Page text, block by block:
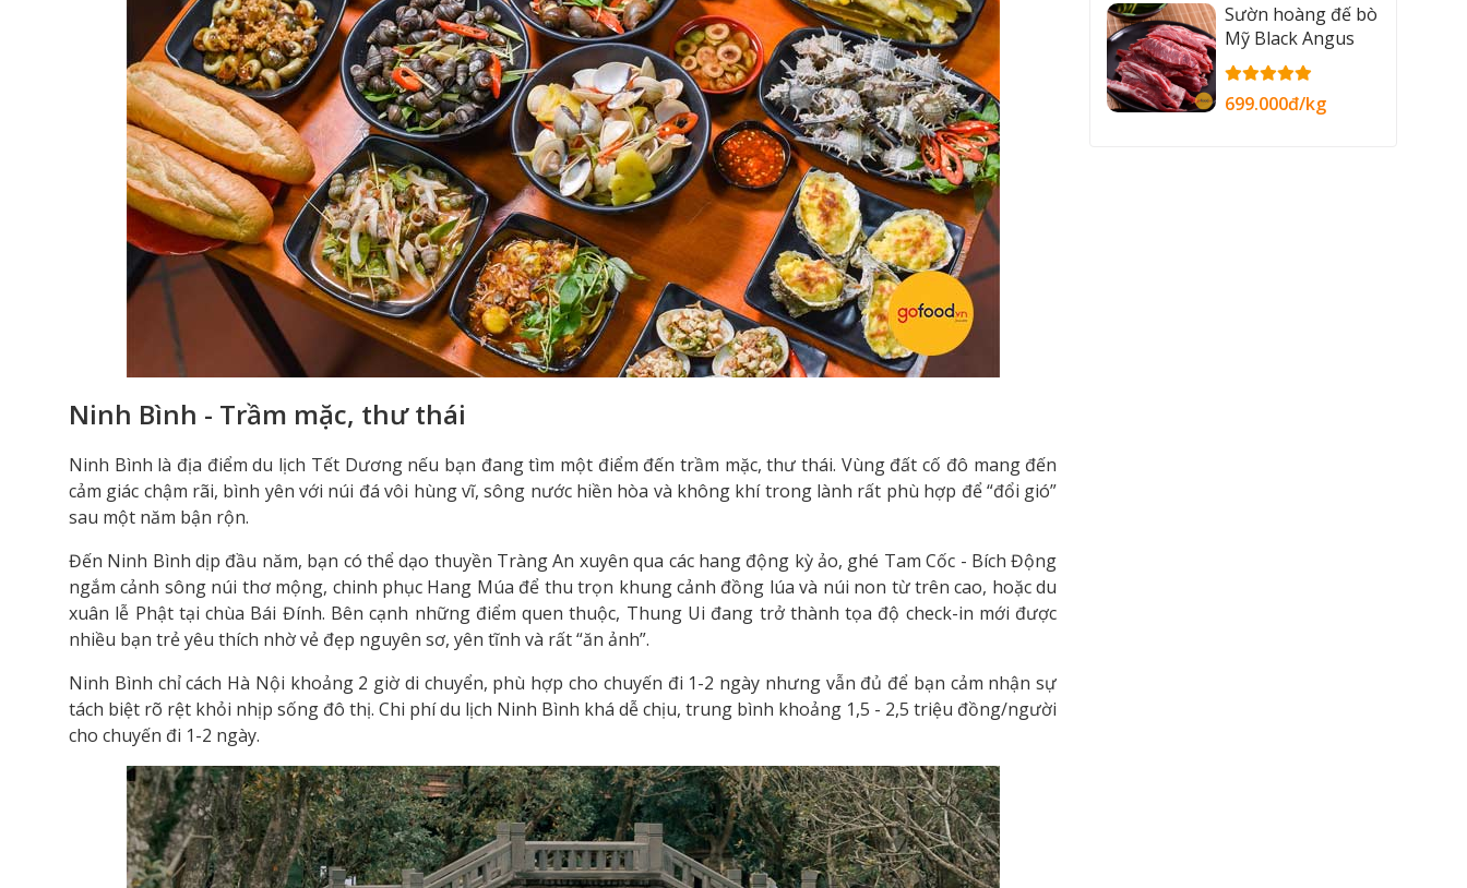
Ninh Bình - Trầm mặc, thư thái
Ninh Bình là địa điểm du lịch Tết Dương nếu bạn đang tìm một điểm đến trầm mặc, thư thái. Vùng đất cố đô mang đến
cảm giác chậm rãi, bình yên với núi đá vôi hùng vĩ, sông nước hiền hòa và không khí trong lành rất phù hợp để “đổi gió”
sau một năm bận rộn.
Đến Ninh Bình dịp đầu năm, bạn có thể dạo thuyền Tràng An xuyên qua các hang động kỳ ảo, ghé Tam Cốc - Bích Động
ngắm cảnh sông núi thơ mộng, chinh phục Hang Múa để thu trọn khung cảnh đồng lúa và núi non từ trên cao, hoặc du
xuân lễ Phật tại chùa Bái Đính. Bên cạnh những điểm quen thuộc, Thung Ui đang trở thành tọa độ check-in mới được
nhiều bạn trẻ yêu thích nhờ vẻ đẹp nguyên sơ, yên tĩnh và rất “ăn ảnh”.
Ninh Bình chỉ cách Hà Nội khoảng 2 giờ di chuyển, phù hợp cho chuyến đi 1-2 ngày nhưng vẫn đủ để bạn cảm nhận sự
tách biệt rõ rệt khỏi nhịp sống đô thị. Chi phí du lịch Ninh Bình khá dễ chịu, trung bình khoảng 1,5 - 2,5 triệu đồng/người
cho chuyến đi 1-2 ngày.
Sườn hoàng đế bò
Mỹ Black Angus
699.000đ/kg